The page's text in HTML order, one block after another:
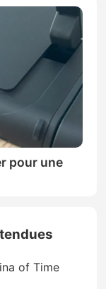
pour une
of Time